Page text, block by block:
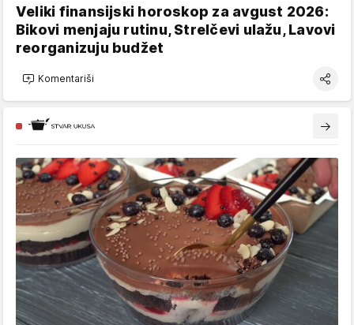
Veliki finansijski horoskop za avgust 2026:
Bikovi menjaju rutinu, Strelčevi ulažu, Lavovi
reorganizuju budžet
Komentariši